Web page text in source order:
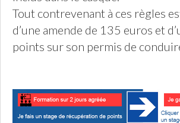
Tout contrevenant à ces règles
d’une amende de 135 euros et
points sur son permis de